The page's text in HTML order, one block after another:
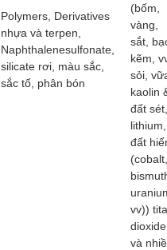
Polymers, Derivatives
nhựa và terpen,
Naphthalenesulfonate,
silicate rơi, màu sắc,
sắc tố, phân bón
(bốm,
vàng,
sắt,
kẽm,
sỏi,
kaolin
đất sét,
lithium,
đất
(cobalt,
vv))
dioxide
và